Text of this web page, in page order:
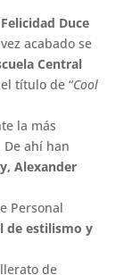
Felicidad Duce
acabado se
Central
título de “Cool
la más
ahí han
Alexander
Personal
de estilismo y
de